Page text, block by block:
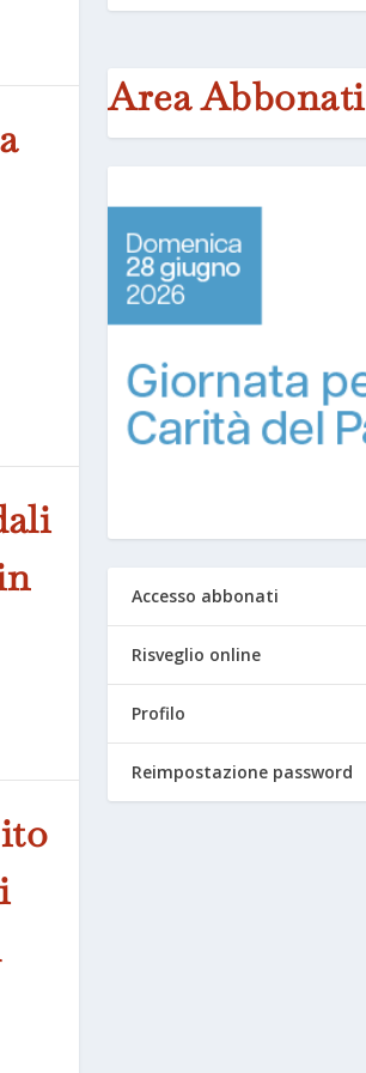
Area Abbonati
Accesso abbonati
Risveglio online
Profilo
Reimpostazione password